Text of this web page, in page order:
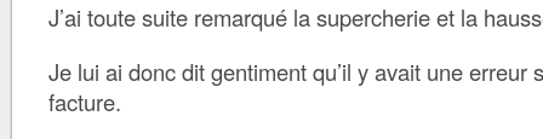
J’ai toute suite remarqué la supercherie et la
Je lui ai donc dit gentiment qu’il y avait une erreur
facture.